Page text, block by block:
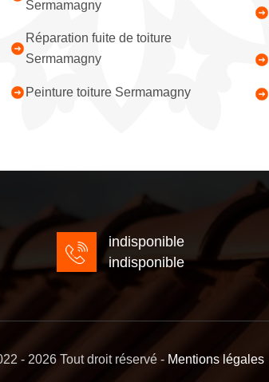
Sermamagny
Réparation fuite de toiture
Sermamagny
Peinture toiture Sermamagny
indisponible
indisponible
- 2026 Tout droit réservé - Mentions légales